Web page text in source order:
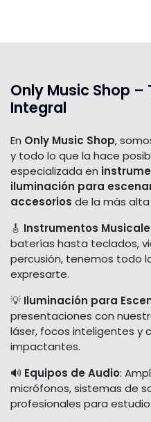
Only Music Shop –
Integral
En Only Music Shop,
y todo lo que la hace
especializada en
iluminación para
accesorios de la más
🎸 Instrumentos
baterías hasta teclados,
percusión, tenemos todo
expresarte.
💡 Iluminación para
presentaciones con
láser, focos inteligentes y
impactantes.
🔊 Equipos de Audio:
micrófonos, sistemas de
profesionales para